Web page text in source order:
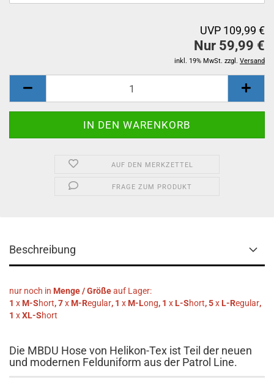
UVP 109,99 €
Nur 59,99 €
inkl. 19% MwSt. zzgl. Versand
AUF DEN MERKZETTEL
FRAGE ZUM PRODUKT
Beschreibung
nur noch in Menge / Größeauf Lager:
1 xM-Short,7xM-Regular, 1 xM-Long, 1 xL-Short,5xL-Regular,
1 xXL-Short
Die MBDU Hose von Helikon-Tex ist Teil der neuen
und modernen Felduniform aus der Patrol Line.